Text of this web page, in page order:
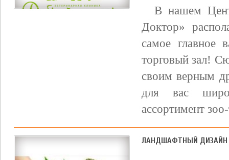
В нашем
Доктор»
самое главное
торговый зал!
своим верным
для вас
ассортимент
ЛАНДШАФТНЫЙ ДИЗАЙН